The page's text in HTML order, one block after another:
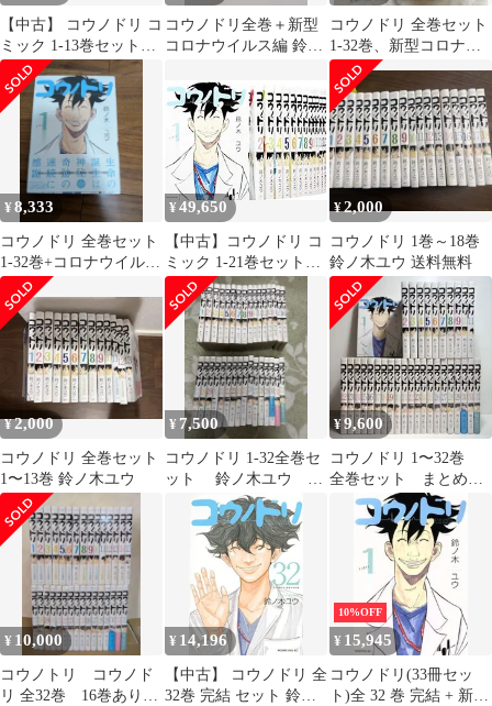
【中古】 コウノドリ コ
ミック 1-13巻セット
(モーニング KC)
コウノドリ全巻＋新型
コロナウイルス編 鈴ノ
コウノドリ 全巻セット
1-32巻、新型コロナウ
イルス編 鈴ノ木ユウ
¥8,333
コウノドリ 全巻セット
1-32巻+コロナウイルス
編
¥49,650
【中古】コウノドリ コ
ミック 1-21巻セット
z2zed1b
¥2,000
コウノドリ 1巻～18巻
鈴ノ木ユウ 送料無料
¥2,000
コウノドリ 全巻セット
1〜13巻 鈴ノ木ユウ
¥ 7,500
コウノドリ 1-32全巻セ
ット 鈴ノ木ユウ モ
ーニング 完結
¥9,600
コウノドリ 1〜32巻
全巻セット まとめ売
り 漫画 マンガ 全
¥ 10,000
コウノトリ コウノド
リ 全32巻 16巻あり
¥ 14,196
【中古】 コウノドリ 全
32巻 完結 セット 鈴ノ
10%OFF
¥ 15,945
コウノドリ(33冊セッ
ト)全 32 巻 完結 + 新型